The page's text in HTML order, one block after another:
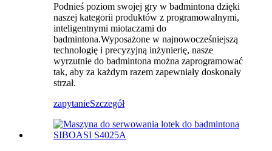
Podnieś poziom swojej gry w badmintona dzięki
naszej kategorii produktów z programowalnymi,
inteligentnymi miotaczami do
badmintona.Wyposażone w najnowocześniejszą
technologię i precyzyjną inżynierię, nasze
wyrzutnie do badmintona można zaprogramować
tak, aby za każdym razem zapewniały doskonały
strzał.
zapytanieSzczegół